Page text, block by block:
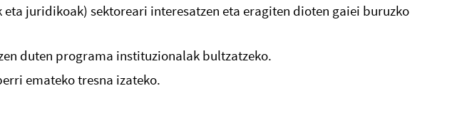
juridikoak) sektoreari interesatzen eta eragiten dioten gaiei buruzko
duten programa instituzionalak bultzatzeko.
emateko tresna izateko.